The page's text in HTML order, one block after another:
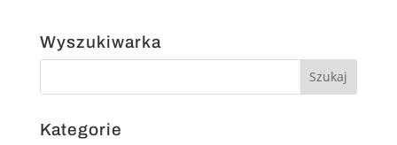
Wyszukiwarka
Kategorie